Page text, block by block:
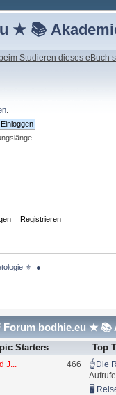
★ 📚
Studieren dieses eBuch
.
Registrieren
⚜  ●
Forum bodhie.eu ★ 📚
Starters Top
466
☝Die
Aufrufe
🖥